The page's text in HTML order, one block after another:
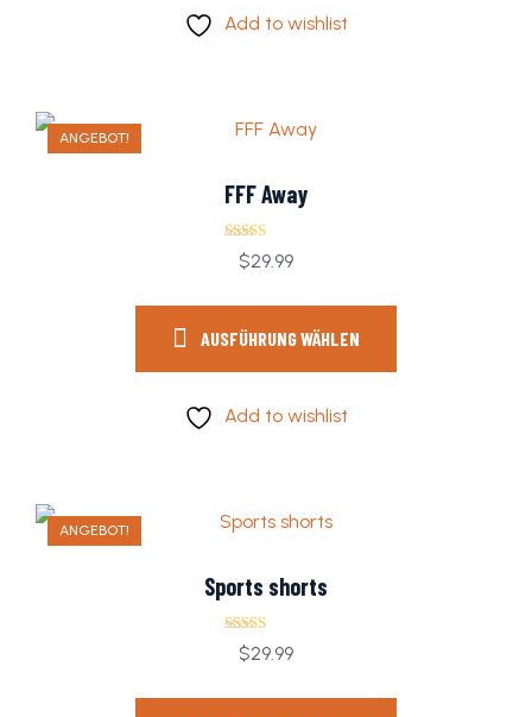
Add to wishlist
ANGEBOT!
FFF Away
Bewertet mit
5.00
$29.99
AUSFÜHRUNG WÄHLEN
Add to wishlist
ANGEBOT!
Sports shorts
Bewertet
mit
$29.99